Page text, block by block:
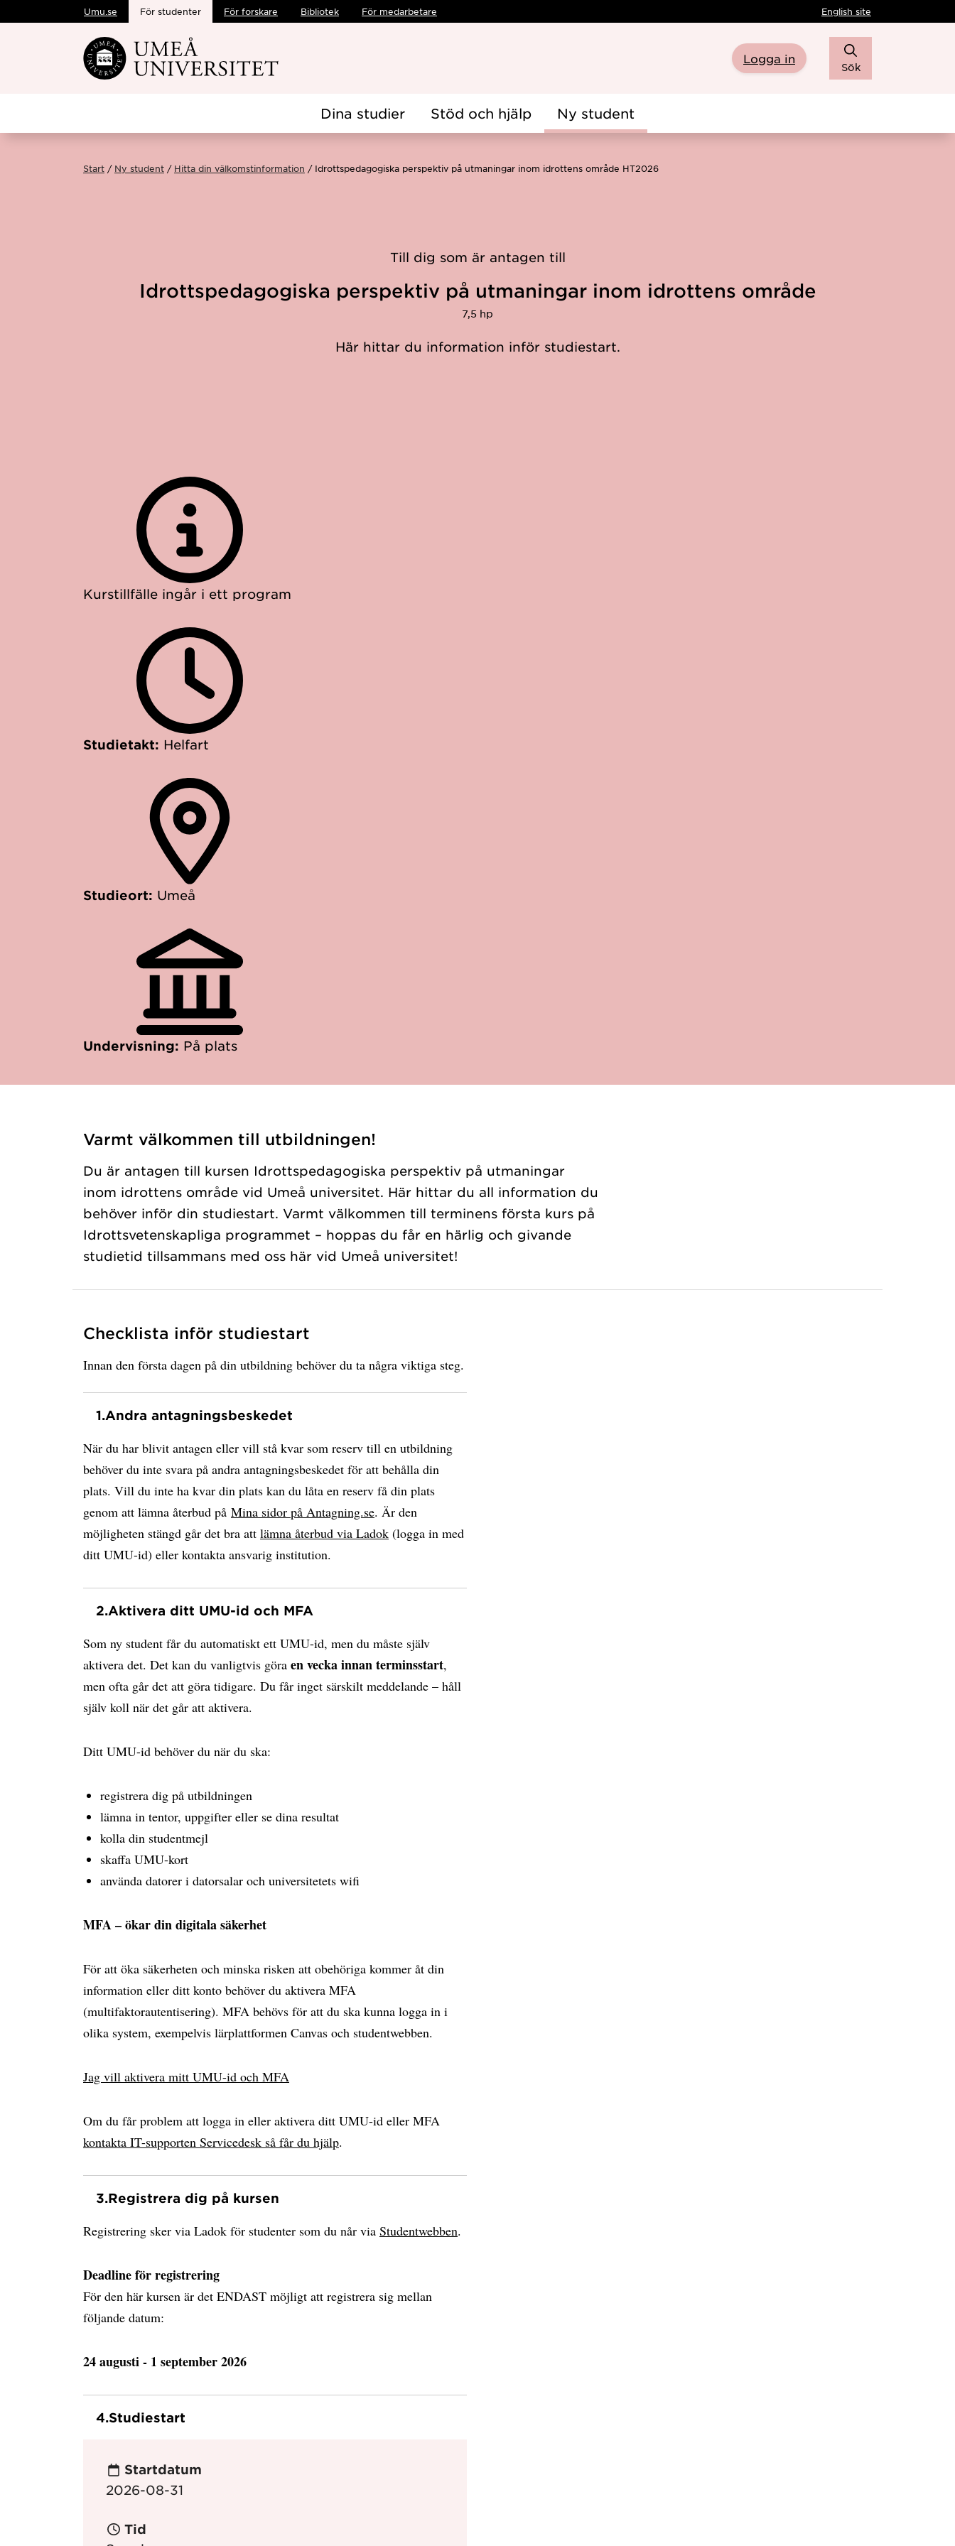
Hoppa direkt till innehållet
Umu.se För studenter För forskare Bibliotek För medarbetare English site
Logga in
Sök
Dina studier Stöd och hjälp Ny student
Start Ny student Hitta din välkomstinformation Idrottspedagogiska perspektiv på utmaningar inom idrottens område HT2026
Till dig som är antagen till
Idrottspedagogiska perspektiv på utmaningar inom idrottens område
7,5 hp
Här hittar du information inför studiestart.
Kurstillfälle ingår i ett program
Studietakt: Helfart
Studieort: Umeå
Undervisning: På plats
Varmt välkommen till utbildningen!
Du är antagen till kursen Idrottspedagogiska perspektiv på utmaningar
inom idrottens område vid Umeå universitet. Här hittar du all information du
behöver inför din studiestart. Varmt välkommen till terminens första kurs på
Idrottsvetenskapliga programmet – hoppas du får en härlig och givande
studietid tillsammans med oss här vid Umeå universitet!
Checklista inför studiestart
Innan den första dagen på din utbildning behöver du ta några viktiga steg.
1.Andra antagningsbeskedet
När du har blivit antagen eller vill stå kvar som reserv till en utbildning
behöver du inte svara på andra antagningsbeskedet för att behålla din
plats. Vill du inte ha kvar din plats kan du låta en reserv få din plats
genom att lämna återbud på Mina sidor på Antagning.se. Är den
möjligheten stängd går det bra att lämna återbud via Ladok (logga in med
ditt UMU-id) eller kontakta ansvarig institution.
2.Aktivera ditt UMU-id och MFA
Som ny student får du automatiskt ett UMU-id, men du måste själv
aktivera det. Det kan du vanligtvis göra en vecka innan terminsstart,
men ofta går det att göra tidigare. Du får inget särskilt meddelande – håll
själv koll när det går att aktivera.
Ditt UMU-id behöver du när du ska:
registrera dig på utbildningen
lämna in tentor, uppgifter eller se dina resultat
kolla din studentmejl
skaffa UMU-kort
använda datorer i datorsalar och universitetets wifi
MFA – ökar din digitala säkerhet
För att öka säkerheten och minska risken att obehöriga kommer åt din
information eller ditt konto behöver du aktivera MFA
(multifaktorautentisering). MFA behövs för att du ska kunna logga in i
olika system, exempelvis lärplattformen Canvas och studentwebben.
Jag vill aktivera mitt UMU-id och MFA
Om du får problem att logga in eller aktivera ditt UMU-id eller MFA
kontakta IT-supporten Servicedesk så får du hjälp.
3.Registrera dig på kursen
Registrering sker via Ladok för studenter som du når via Studentwebben.
Deadline för registrering
För den här kursen är det ENDAST möjligt att registrera sig mellan
följande datum:
24 augusti - 1 september 2026
4.Studiestart
Startdatum
2026-08-31
Tid